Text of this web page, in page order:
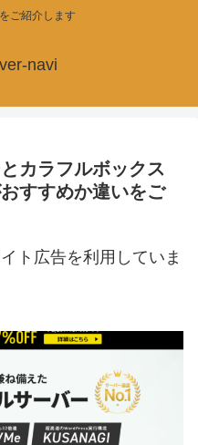
ご紹介します
navi
カラフルボックス
すすめか違いをご
ト広告を利用していま